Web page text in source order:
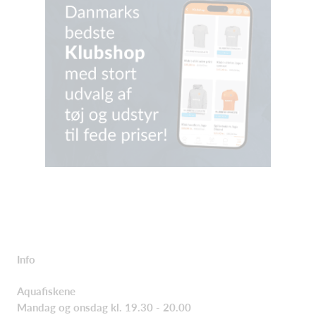
Info
Aquafiskene
Mandag og onsdag kl. 19.30 - 20.00